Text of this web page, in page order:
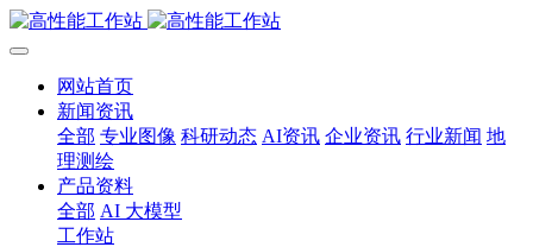
网站首页
新闻资讯
全部 专业图像 科研动态 AI资讯 企业资讯 行业新闻 地
理测绘
产品资料
全部 AI 大模型
工作站